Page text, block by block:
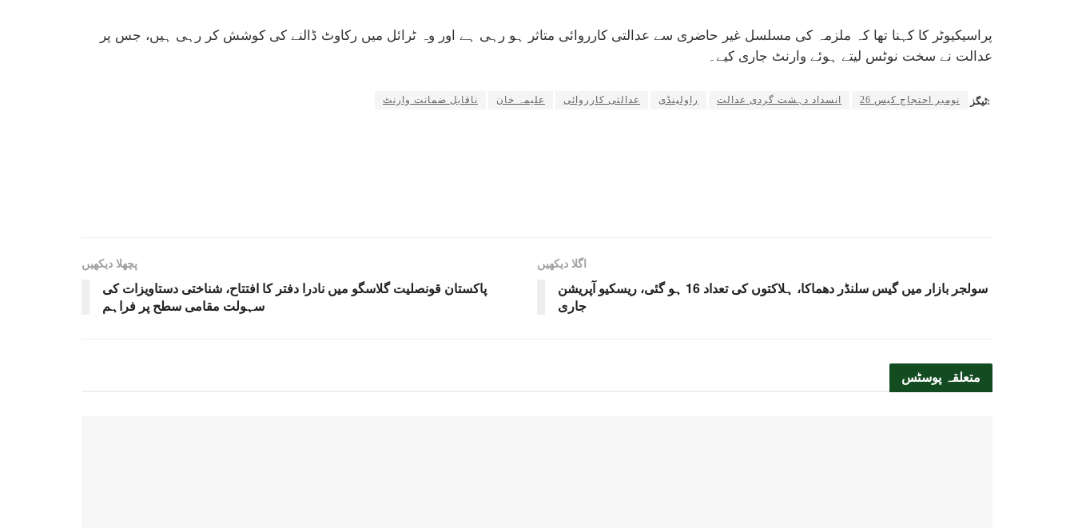
پراسیکیوٹر کا کہنا تھا کہ ملزمہ کی مسلسل غیر حاضری سے عدالتی کارروائی متاثر ہو رہی ہے اور وہ ٹرائل میں رکاوٹ ڈالنے کی کوشش کر رہی ہیں، جس پر
عدالت نے سخت نوٹس لیتے ہوئے وارنٹ جاری کیے۔
ٹیگز: 26 نومبر احتجاج کیس انسداد دہشت گردی عدالت راولپنڈی عدالتی کارروائی علیمہ خان ناقابل ضمانت وارنٹ
پچھلا دیکھیں
پاکستان قونصلیت گلاسگو میں نادرا دفتر کا افتتاح، شناختی دستاویزات کی
سہولت مقامی سطح پر فراہم
اگلا دیکھیں
سولجر بازار میں گیس سلنڈر دھماکا، ہلاکتوں کی تعداد 16 ہو گئی، ریسکیو آپریشن
جاری
متعلقہ پوسٹس